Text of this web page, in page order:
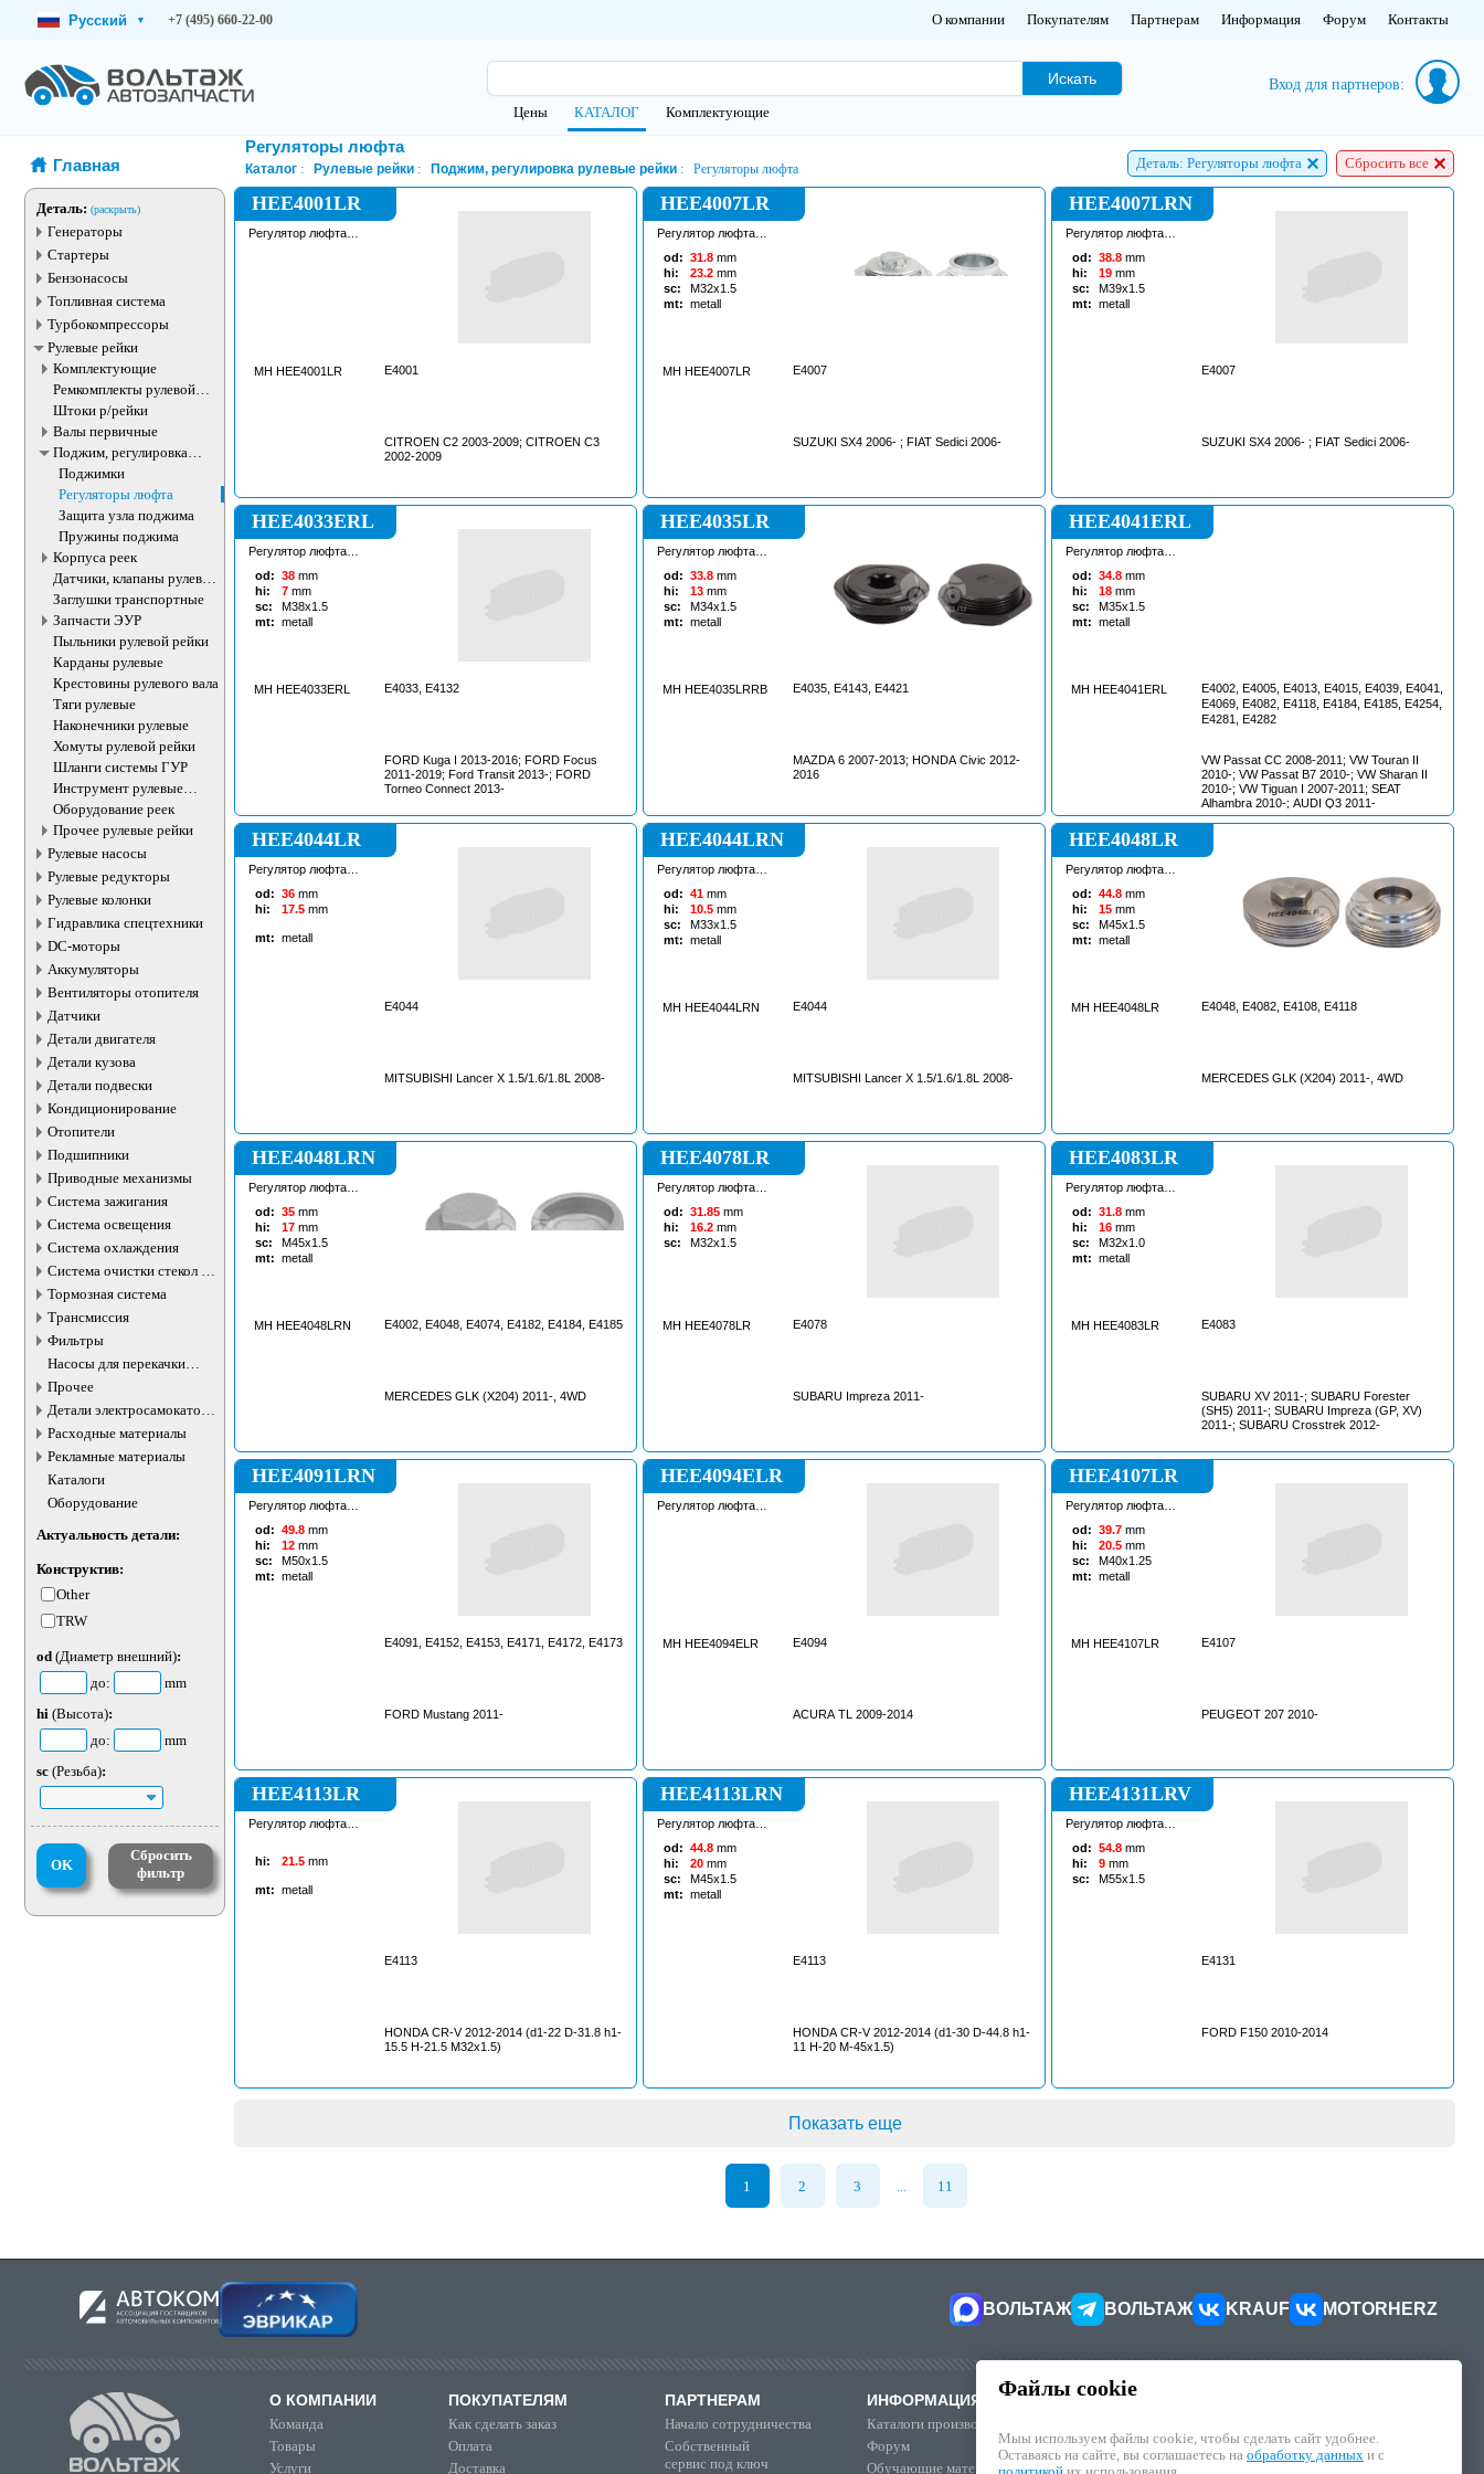
Русский ▾ +7 (495) 660-22-00 О компании Покупателям Партнерам Информация Форум Контакты
Искать
Цены КАТАЛОГ Комплектующие
Вход для партнеров:
Главная
Деталь: (раскрыть)
Генераторы
Стартеры
Бензонасосы
Топливная система
Турбокомпрессоры
Рулевые рейки
Комплектующие
Ремкомплекты рулевой
рейки
Штоки р/рейки
Валы первичные
Поджим, регулировка
рулевые рейки
Поджимки
Регуляторы люфта
Защита узла поджима
Пружины поджима
Корпуса реек
Датчики, клапаны рулевой
рейки
Заглушки транспортные
Запчасти ЭУР
Пыльники рулевой рейки
Карданы рулевые
Крестовины рулевого вала
Тяги рулевые
Наконечники рулевые
Хомуты рулевой рейки
Шланги системы ГУР
Инструмент рулевые
рейки
Оборудование реек
Прочее рулевые рейки
Рулевые насосы
Рулевые редукторы
Рулевые колонки
Гидравлика спецтехники
DC-моторы
Аккумуляторы
Вентиляторы отопителя
Датчики
Детали двигателя
Детали кузова
Детали подвески
Кондиционирование
Отопители
Подшипники
Приводные механизмы
Система зажигания
Система освещения
Система охлаждения
Система очистки стекол и
фар
Тормозная система
Трансмиссия
Фильтры
Насосы для перекачки
жидкостей
Прочее
Детали электросамокатов и
электротранспорта
Расходные материалы
Рекламные материалы
Каталоги
Оборудование
Актуальность детали:
Конструктив:
Other
TRW
od (Диаметр внешний):
до:
mm
hi (Высота):
до:
mm
sc (Резьба):
OK
Сбросить
фильтр
Регуляторы люфта
Каталог Рулевые рейки Поджим, регулировка рулевые рейки Регуляторы люфта Деталь: Регуляторы люфта Сбросить все
HEE4001LR
Регулятор люфта
MH HEE4001LR E4001
CITROEN C2 2003-2009; CITROEN C3
2002-2009
HEE4007LR
Регулятор люфта
od: 31.8 mm
hi:
23.2 mm
sc:
M32x1.5
mt: metall
MH HEE4007LR E4007
SUZUKI SX4 2006- ; FIAT Sedici 2006-
HEE4007LRN
Регулятор люфта
od: 38.8 mm
hi:
19 mm
sc:
M39x1.5
mt: metall
E4007
SUZUKI SX4 2006- ; FIAT Sedici 2006-
HEE4033ERL
Регулятор люфта
od: 38 mm
hi:
7 mm
sc:
M38x1.5
mt: metall
MH HEE4033ERL E4033, E4132
FORD Kuga I 2013-2016; FORD Focus
2011-2019; Ford Transit 2013-; FORD
Torneo Connect 2013-
HEE4035LR
Регулятор люфта
od: 33.8 mm
hi:
13 mm
sc:
M34x1.5
mt: metall
MH HEE4035LRRB E4035, E4143, E4421
MAZDA 6 2007-2013; HONDA Civic 2012-
2016
HEE4041ERL
Регулятор люфта
od: 34.8 mm
hi:
18 mm
sc:
M35x1.5
mt: metall
MH HEE4041ERL
E4002, E4005, E4013, E4015, E4039, E4041,
E4069, E4082, E4118, E4184, E4185, E4254,
E4281, E4282
VW Passat CC 2008-2011; VW Touran II
2010-; VW Passat B7 2010-; VW Sharan II
2010-; VW Tiguan I 2007-2011; SEAT
Alhambra 2010-; AUDI Q3 2011-
HEE4044LR
Регулятор люфта
od: 36 mm
hi:
17.5 mm
mt: metall
E4044
MITSUBISHI Lancer X 1.5/1.6/1.8L 2008-
HEE4044LRN
Регулятор люфта
od: 41 mm
hi:
10.5 mm
sc:
M33x1.5
mt: metall
MH HEE4044LRN E4044
MITSUBISHI Lancer X 1.5/1.6/1.8L 2008-
HEE4048LR
Регулятор люфта
od: 44.8 mm
hi:
15 mm
sc:
M45x1.5
mt: metall
MH HEE4048LR E4048, E4082, E4108, E4118
MERCEDES GLK (X204) 2011-, 4WD
HEE4048LRN
Регулятор люфта
od: 35 mm
hi:
17 mm
sc:
M45x1.5
mt: metall
MH HEE4048LRN E4002, E4048, E4074, E4182, E4184, E4185
MERCEDES GLK (X204) 2011-, 4WD
HEE4078LR
Регулятор люфта
od: 31.85 mm
hi:
16.2 mm
sc:
M32x1.5
MH HEE4078LR E4078
SUBARU Impreza 2011-
HEE4083LR
Регулятор люфта
od: 31.8 mm
hi:
16 mm
sc:
M32x1.0
mt: metall
MH HEE4083LR E4083
SUBARU XV 2011-; SUBARU Forester
(SH5) 2011-; SUBARU Impreza (GP, XV)
2011-; SUBARU Crosstrek 2012-
HEE4091LRN
Регулятор люфта
od: 49.8 mm
hi:
12 mm
sc:
M50x1.5
mt: metall
E4091, E4152, E4153, E4171, E4172, E4173
FORD Mustang 2011-
HEE4094ELR
Регулятор люфта
MH HEE4094ELR E4094
ACURA TL 2009-2014
HEE4107LR
Регулятор люфта
od: 39.7 mm
hi:
20.5 mm
sc:
M40x1.25
mt: metall
MH HEE4107LR E4107
PEUGEOT 207 2010-
HEE4113LR
Регулятор люфта
hi:
21.5 mm
mt: metall
E4113
HONDA CR-V 2012-2014 (d1-22 D-31.8 h1-
15.5 H-21.5 M32x1.5)
HEE4113LRN
Регулятор люфта
od: 44.8 mm
hi:
20 mm
sc:
M45x1.5
mt: metall
E4113
HONDA CR-V 2012-2014 (d1-30 D-44.8 h1-
11 H-20 M-45x1.5)
HEE4131LRV
Регулятор люфта
od: 54.8 mm
hi:
9 mm
sc:
M55x1.5
E4131
FORD F150 2010-2014
Показать еще
1 2 3 ... 11
ВОЛЬТАЖ ВОЛЬТАЖ KRAUF MOTORHERZ
О КОМПАНИИ
Команда
Товары
Услуги
ПОКУПАТЕЛЯМ
Как сделать заказ
Оплата
Доставка
ПАРТНЕРАМ
Начало сотрудничества
Собственный
сервис под ключ
ИНФОРМАЦИЯ
Каталоги производителей
Форум
Обучающие материалы
КОНТАКТЫ
Как связаться
Наши реквизиты
Файлы cookie
Мыы используем файлы cookie, чтобы cделать сайт удобнее.
Оставаясь на сайте, вы соглашаетесь на обработку данных и с